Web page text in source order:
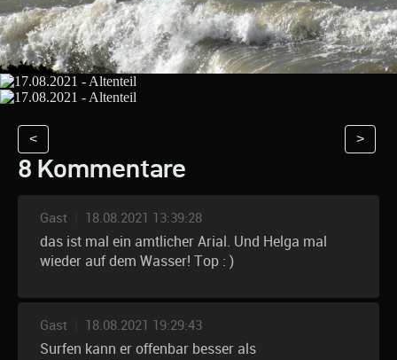
< >
8 Kommentare
Gast 18.08.2021 13:39:28
das ist mal ein amtlicher Arial. Und Helga mal
wieder auf dem Wasser! Top : )
Gast 18.08.2021 19:29:43
Surfen kann er offenbar besser als